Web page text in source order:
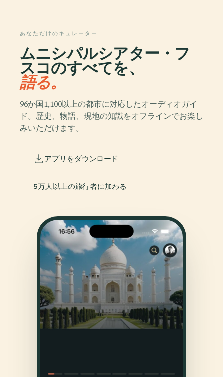
あなただけのキュレーター
ムニシパルシアター・フ
スコのすべてを、
語る。
96か国1,100以上の都市に対応したオーディオガイ
ド。歴史、物語、現地の知識をオフラインでお楽し
みいただけます。
アプリをダウンロード
5万人以上の旅行者に加わる